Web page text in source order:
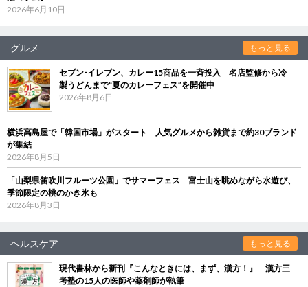
2026年6月10日
グルメ もっと見る
セブン‐イレブン、カレー15商品を一斉投入 名店監修から冷
製うどんまで“夏のカレーフェス”を開催中
2026年8月6日
横浜高島屋で「韓国市場」がスタート 人気グルメから雑貨まで約30ブランド
が集結
2026年8月5日
「山梨県笛吹川フルーツ公園」でサマーフェス 富士山を眺めながら水遊び、
季節限定の桃のかき氷も
2026年8月3日
ヘルスケア もっと見る
現代書林から新刊『こんなときには、まず、漢方！』 漢方三
考塾の15人の医師や薬剤師が執筆